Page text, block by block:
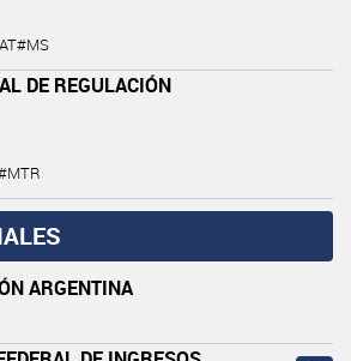
DE REGULACIÓN
ARGENTINA